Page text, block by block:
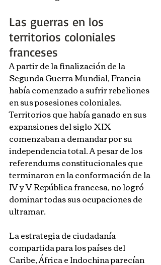
Las guerras en los
territorios coloniales
franceses
A partir de la finalización de la
Segunda Guerra Mundial, Francia
había comenzado a sufrir rebeliones
en sus posesiones coloniales.
Territorios que había ganado en sus
expansiones del siglo XIX
comenzaban a demandar por su
independencia total. A pesar de los
referendums constitucionales que
terminaron en la conformación de la
IV y V República francesa, no logró
dominar todas sus ocupaciones de
ultramar.
La estrategia de ciudadanía
compartida para los países del
Caribe, África e Indochina parecían